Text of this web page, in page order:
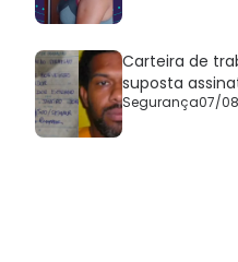
Carteira de
suposta
Segurança07/